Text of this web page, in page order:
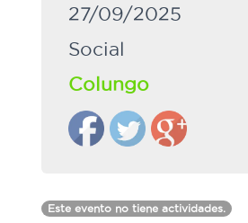
27/09/2025
Social
Colungo
Este evento no tiene actividades.